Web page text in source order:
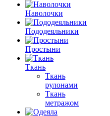
Наволочки
Пододеяльники
Простыни
Ткань
Ткань
рулонами
Ткань
метражом